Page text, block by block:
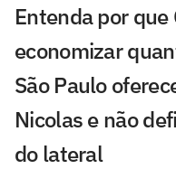
Entenda por que
economizar
São Paulo
Nicolas e não
do lateral